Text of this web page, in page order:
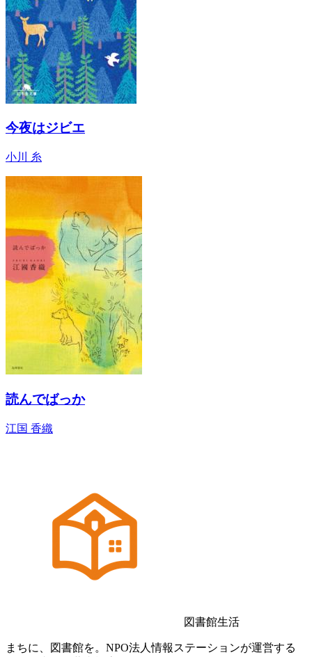
今夜はジビエ
小川 糸
読んでばっか
江国 香織
図書館生活
まちに、図書館を。NPO法人情報ステーションが運営する